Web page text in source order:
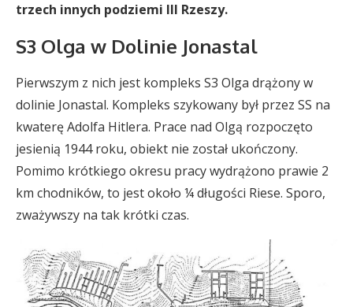
trzech innych podziemi III Rzeszy.
S3 Olga w Dolinie Jonastal
Pierwszym z nich jest kompleks S3 Olga drążony w
dolinie Jonastal. Kompleks szykowany był przez SS na
kwaterę Adolfa Hitlera. Prace nad Olgą rozpoczęto
jesienią 1944 roku, obiekt nie został ukończony.
Pomimo krótkiego okresu pracy wydrążono prawie 2
km chodników, to jest około ¼ długości Riese. Sporo,
zważywszy na tak krótki czas.